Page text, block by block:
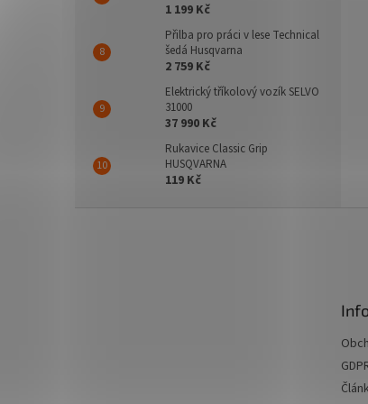
1 199 Kč
Přilba pro práci v lese Technical
šedá Husqvarna
2 759 Kč
Elektrický tříkolový vozík SELVO
31000
37 990 Kč
Rukavice Classic Grip
HUSQVARNA
119 Kč